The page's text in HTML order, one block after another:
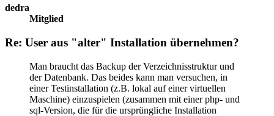
dedra
Mitglied
Re: User aus "alter" Installation übernehmen?
Man braucht das Backup der Verzeichnisstruktur und
der Datenbank. Das beides kann man versuchen, in
einer Testinstallation (z.B. lokal auf einer virtuellen
Maschine) einzuspielen (zusammen mit einer php- und
sql-Version, die für die ursprüngliche Installation